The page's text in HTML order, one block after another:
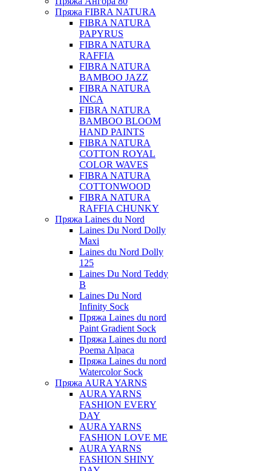
Пряжа FIBRA NATURA
FIBRA NATURA
PAPYRUS
FIBRA NATURA
RAFFIA
FIBRA NATURA
BAMBOO JAZZ
FIBRA NATURA
INCA
FIBRA NATURA
BAMBOO BLOOM
HAND PAINTS
FIBRA NATURA
COTTON ROYAL
COLOR WAVES
FIBRA NATURA
COTTONWOOD
FIBRA NATURA
RAFFIA CHUNKY
Пряжа Laines du Nord
Laines Du Nord Dolly
Maxi
Laines du Nord Dolly
125
Laines Du Nord Teddy
B
Laines Du Nord
Infinity Sock
Пряжа Laines du nord
Paint Gradient Sock
Пряжа Laines du nord
Poema Alpaca
Пряжа Laines du nord
Watercolor Sock
Пряжа AURA YARNS
AURA YARNS
FASHION EVERY
DAY
AURA YARNS
FASHION LOVE ME
AURA YARNS
FASHION SHINY